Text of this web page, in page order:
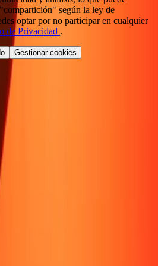
según la ley de
optar por no participar en cualquier
de Privacidad .
Gestionar cookies